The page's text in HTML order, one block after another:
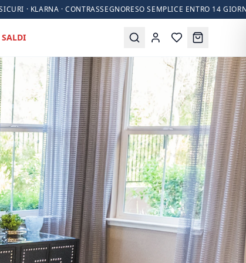
· KLARNA · CONTRASSEGNORESO SEMPLICE ENTRO 14
SALDI